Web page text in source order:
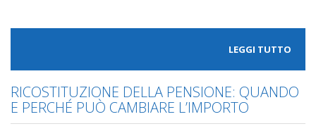
LEGGI TUTTO
RICOSTITUZIONE DELLA PENSIONE: QUANDO
E PERCHÉ PUÒ CAMBIARE L’IMPORTO